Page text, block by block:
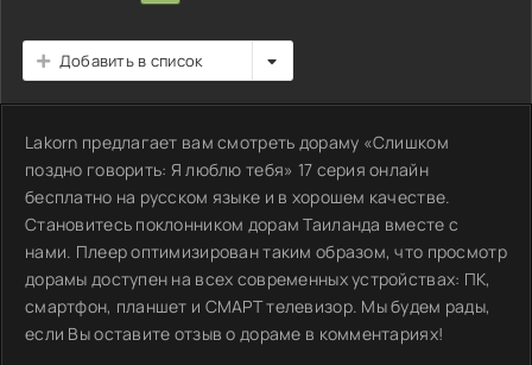
Добавить в список
Lakorn предлагает вам смотреть дораму «Слишком
поздно говорить: Я люблю тебя» 17 серия онлайн
бесплатно на русском языке и в хорошем качестве.
Становитесь поклонником дорам Таиланда вместе с
нами. Плеер оптимизирован таким образом, что просмотр
дорамы доступен на всех современных устройствах: ПК,
смартфон, планшет и СМАРТ телевизор. Мы будем рады,
если Вы оставите отзыв о дораме в комментариях!